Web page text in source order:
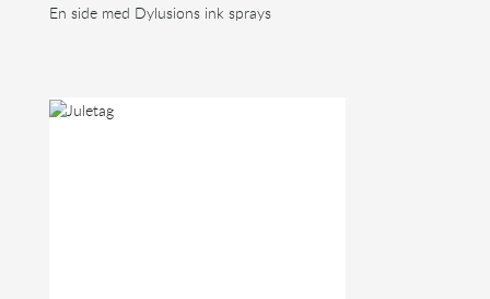
En side med Dylusions ink sprays